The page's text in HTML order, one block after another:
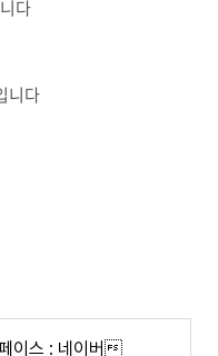
다
니다
페이스 : 네이버